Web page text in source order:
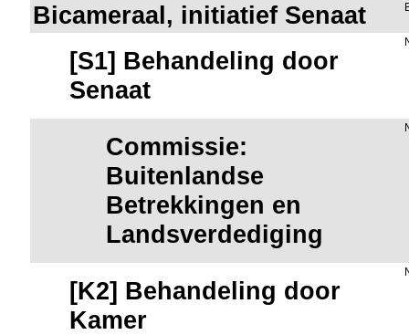
Bicameraal, initiatief Senaat
[S1] Behandeling door
Senaat
Commissie:
Buitenlandse
Betrekkingen en
Landsverdediging
[K2] Behandeling door
Kamer